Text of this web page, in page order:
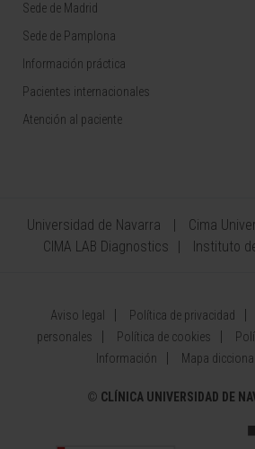
Sede de Madrid
Sede de Pamplona
Información práctica
Pacientes internacionales
Atención al paciente
Universidad de Navarra
Cima
CIMA LAB Diagnostics
Instituto
Aviso legal Política de privacidad
personales
Política de cookies
Información
Mapa
© CLÍNICA UNIVERSIDAD DE